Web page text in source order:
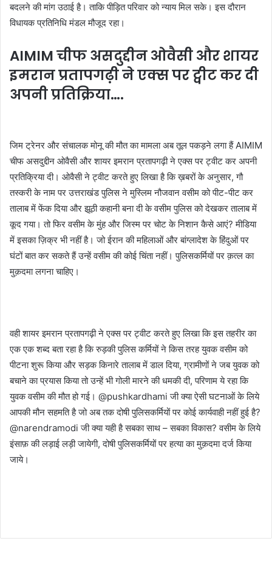
बदलने की मांग उठाई है। ताकि पीड़ित परिवार को न्याय मिल सके। इस दौरान
विधायक प्रतिनिधि मंडल मौजूद रहा।
AIMIM चीफ असदुद्दीन ओवैसी और शायर
इमरान प्रतापगढ़ी ने एक्स पर ट्वीट कर दी
अपनी प्रतिक्रिया….
जिम ट्रेनर और संचालक मोनू की मौत का मामला अब तूल पकड़ने लगा हैं AIMIM
चीफ असदुद्दीन ओवैसी और शायर इमरान प्रतापगढ़ी ने एक्स पर ट्वीट कर अपनी
प्रतिक्रिया दी। ओवैसी ने ट्वीट करते हुए लिखा है कि ख़बरों के अनुसार, गौ
तस्करी के नाम पर उत्तराखंड पुलिस ने मुस्लिम नौजवान वसीम को पीट-पीट कर
तालाब में फेंक दिया और झूठी कहानी बना दी के वसीम पुलिस को देखकर तालाब में
कूद गया। तो फिर वसीम के मुंह और जिस्म पर चोट के निशान कैसे आएं? मीडिया
में इसका ज़िक्र भी नहीं है। जो ईरान की महिलाओं और बांग्लादेश के हिंदुओं पर
घंटों बात कर सकते हैं उन्हें वसीम की कोई चिंता नहीं। पुलिसकर्मियों पर क़त्ल का
मुक़दमा लगना चाहिए।
वही शायर इमरान प्रतापगढ़ी ने एक्स पर ट्वीट करते हुए लिखा कि इस तहरीर का
एक एक शब्द बता रहा है कि रुड़की पुलिस कर्मियों ने किस तरह युवक वसीम को
पीटना शुरू किया और सड़क किनारे तालाब में डाल दिया, ग्रामीणों ने जब युवक को
बचाने का प्रयास किया तो उन्हें भी गोली मारने की धमकी दी, परिणाम ये रहा कि
युवक वसीम की मौत हो गई। @pushkardhami जी क्या ऐसी घटनाओं के लिये
आपकी मौन सहमति है जो अब तक दोषी पुलिसकर्मियों पर कोई कार्यवाही नहीं हुई है?
@narendramodi जी क्या यही है सबका साथ – सबका विकास? वसीम के लिये
इंसाफ़ की लड़ाई लड़ी जायेगी, दोषी पुलिसकर्मियों पर हत्या का मुक़दमा दर्ज किया
जाये।